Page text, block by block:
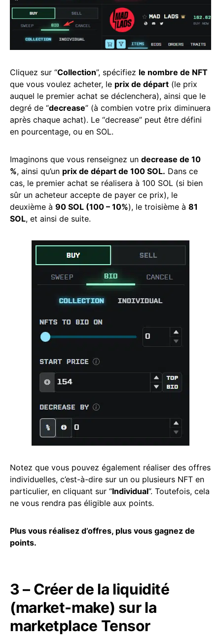
Cliquez sur “Collection”, spécifiez le nombre de NFT
que vous voulez acheter, le prix de départ (le prix
auquel le premier achat se déclenchera), ainsi que le
degré de “decrease” (à combien votre prix diminuera
après chaque achat). Le “decrease” peut être défini
en pourcentage, ou en SOL.
Imaginons que vous renseignez un decrease de 10
%, ainsi qu’un prix de départ de 100 SOL. Dans ce
cas, le premier achat se réalisera à 100 SOL (si bien
sûr un acheteur accepte de payer ce prix), le
deuxième à 90 SOL (100 – 10%), le troisième à 81
SOL, et ainsi de suite.
Notez que vous pouvez également réaliser des offres
individuelles, c’est-à-dire sur un ou plusieurs NFT en
particulier, en cliquant sur “Individual”. Toutefois, cela
ne vous rendra pas éligible aux points.
Plus vous réalisez d’offres, plus vous gagnez de
points.
3 – Créer de la liquidité
(market-make) sur la
marketplace Tensor